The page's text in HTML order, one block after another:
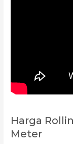
Harga
Meter